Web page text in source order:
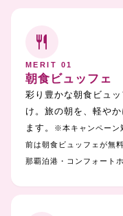
restaurant
MERIT 01
朝食ビュッフェ
彩り豊かな朝食ビュ
け。旅の朝を、軽や
ます。
※本キャンペーン
前は朝食ビュッフェが無
那覇泊港・コンフォート